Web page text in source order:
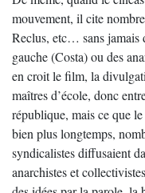
mouvement, il cite
Reclus, etc… sans jamais
gauche (Costa) ou des
en croit le film, la
maîtres d’école, donc
république, mais ce que
bien plus longtemps,
syndicalistes diffusaient
anarchistes et